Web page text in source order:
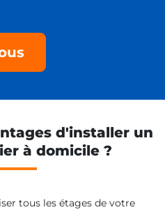
d'installer un
à domicile ?
tous les étages de votre